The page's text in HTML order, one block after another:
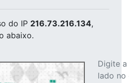
do IP 216.73.216.134,
abaixo.
Digite
lado no